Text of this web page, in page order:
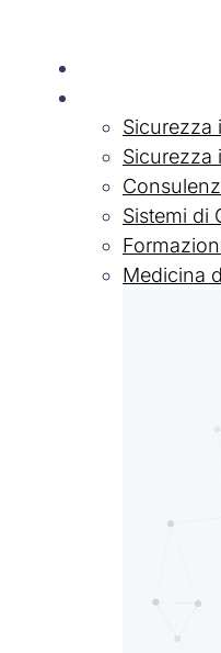
Sicurezza
Sicurezza
Sistemi di
Medicina